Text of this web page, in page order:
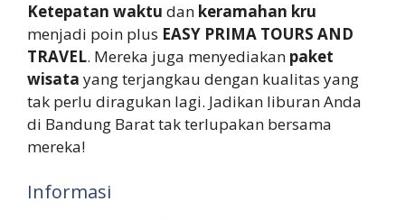
Ketepatan waktu dan keramahan kru
menjadi poin plus EASY PRIMA TOURS AND
TRAVEL. Mereka juga menyediakan paket
wisata yang terjangkau dengan kualitas yang
tak perlu diragukan lagi. Jadikan liburan Anda
di Bandung Barat tak terlupakan bersama
mereka!
Informasi